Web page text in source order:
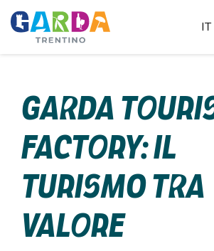
IT
Garda
Factory: il
turismo tra
valore